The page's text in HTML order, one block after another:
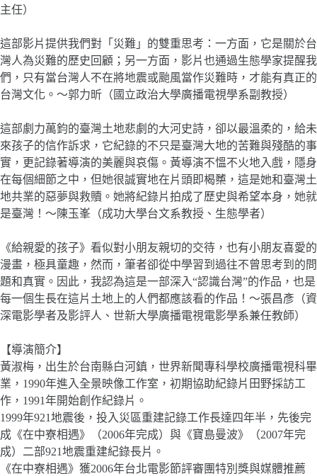
主任）
這部影片提供我們對「災難」的雙重思考：一方面，它是關於台
灣人為災難的歷史回顧；另一方面，影片也通過生態學家提醒我
們，只有當台灣人不在將地震或颱風當作災難時，才能有真正的
台灣文化。～郭力昕（國立政治大學廣播電視學系副教授）
這部劇力萬鈞的臺灣土地悲劇的大河史詩，卻以最溫柔的，給未
來孩子的信作訴求，它紀錄的不只是臺灣大地的苦難與殘酷的事
實，更記錄著導演的美麗與哀傷。黃導演不慍不火地入戲，隱身
在每個細節之中，但她很誠實地在片頭即楬櫫，這是她和臺灣土
地共業的惡夢與救贖。她將紀錄片拍成了歷史與希望本身，她就
是臺灣！～陳玉峯（成功大學台文系教授、生態學者）
《給親愛的孩子》看似對小朋友親切的交待，也有小朋友喜愛的
漫畫，極具童趣，然而，筆者卻從中學習到過往不曾思考到的問
題和真實。因此，我認為這是一部深入“認識台灣”的作品，也是
每一個生長在這片土地上的人們都應該看的作品！～張昌彥（資
深電影學者及影評人、世新大學廣播電視電影學系兼任教師）
【導演簡介】
黃淑梅，出生於台南縣白河鎮，世界新聞專科學校廣播電視科畢
業，1990年進入全景映像工作室，初期協助紀錄片田野採訪工
作，1991年開始創作紀錄片。
1999年921地震後，投入災區重建記錄工作長達四年半，先後完
成《在中寮相遇》（2006年完成）與《寶島曼波》（2007年完
成）二部921地震重建紀錄長片。
《在中寮相遇》獲2006年台北電影節評審團特別獎與媒體推薦